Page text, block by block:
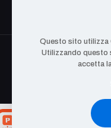
The OpenCyber
Questo sito utilizza
Utilizzando questo
accetta